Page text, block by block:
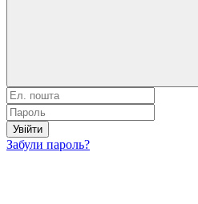
Увійти
Забули пароль?